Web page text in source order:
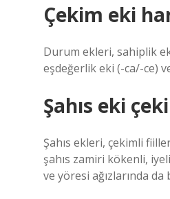
Çekim eki
Durum ekleri, sahiplik
eşdeğerlik eki (-ca/-ce)
Şahıs eki
Şahıs ekleri, çekimli
şahıs zamiri kökenli,
ve yöresi ağızlarında